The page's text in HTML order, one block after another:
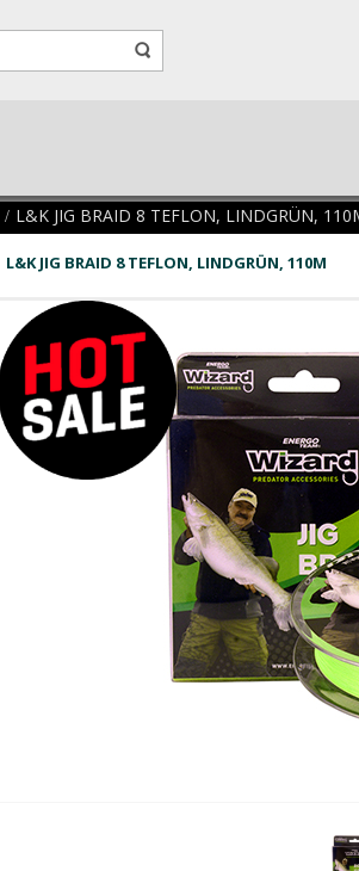
L&K JIG BRAID 8 TEFLON, LINDGRÜN,
L&K JIG BRAID 8 TEFLON, LINDGRÜN, 110M